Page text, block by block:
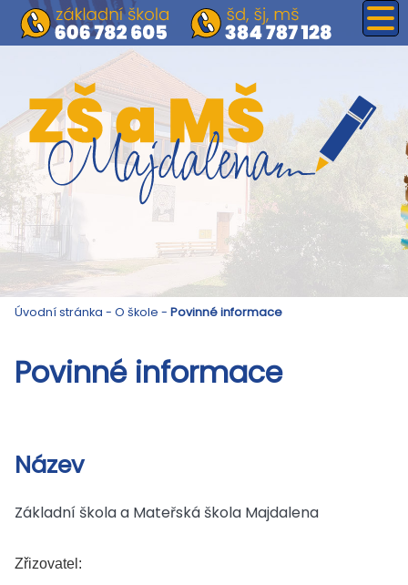
Úvodní stránka - O škole - Povinné informace
Povinné informace
Název
Základní škola a Mateřská škola Majdalena
Zřizovatel: